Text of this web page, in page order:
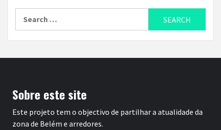
Sobre este site
Este projeto tem o objectivo de partilhar a atualidade da
zona de Belém e arredores.